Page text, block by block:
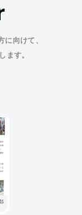
に向けて、
ます。